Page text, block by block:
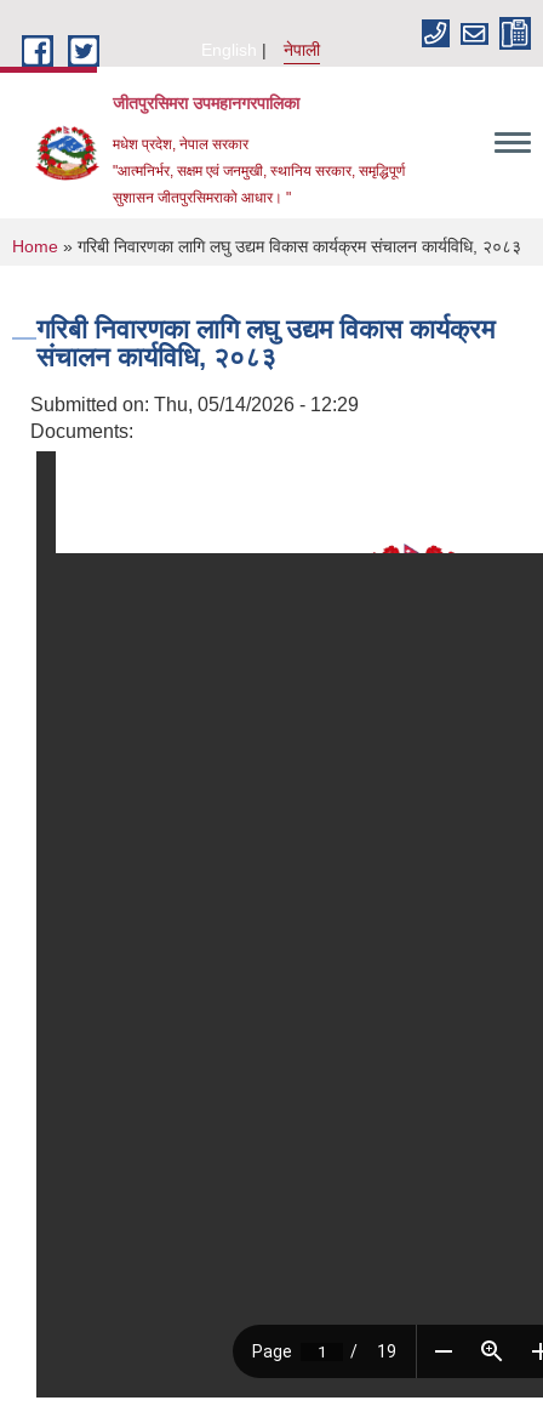
English
नेपाली
जीतपुरसिमरा उपमहानगरपालिका
मधेश प्रदेश, नेपाल सरकार
"आत्मनिर्भर, सक्षम एवं जनमुखी, स्थानिय सरकार, समृद्धिपूर्ण
सुशासन जीतपुरसिमराको आधार। "
You are here
Home » गरिबी निवारणका लागि लघु उद्यम विकास कार्यक्रम संचालन कार्यविधि, २०८३
गरिबी निवारणका लागि लघु उद्यम विकास कार्यक्रम
संचालन कार्यविधि, २०८३
Submitted on: Thu, 05/14/2026 - 12:29
Documents: